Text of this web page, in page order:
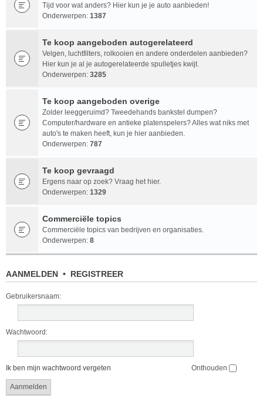
Tijd voor wat anders? Hier kun je je auto aanbieden!
Onderwerpen: 1387
Te koop aangeboden autogerelateerd
Velgen, luchtfilters, rolkooien en andere onderdelen aanbieden?
Hier kun je al je autogerelateerde spulletjes kwijt.
Onderwerpen: 3285
Te koop aangeboden overige
Zolder leeggeruimd? Tweedehands bankstel dumpen?
Computer/hardware en antieke platenspelers? Alles wat niks met
auto's te maken heeft, kun je hier aanbieden.
Onderwerpen: 787
Te koop gevraagd
Ergens naar op zoek? Vraag het hier.
Onderwerpen: 1329
Commerciële topics
Commerciële topics van bedrijven en organisaties.
Onderwerpen: 8
AANMELDEN • REGISTREER
Gebruikersnaam:
Wachtwoord:
Ik ben mijn wachtwoord vergeten Onthouden